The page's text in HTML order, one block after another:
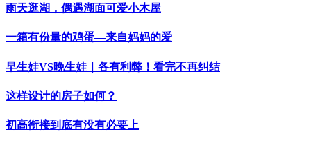
雨天逛湖，偶遇湖面可爱小木屋
一箱有份量的鸡蛋—来自妈妈的爱
早生娃VS晚生娃｜各有利弊！看完不再纠结
这样设计的房子如何？
初高衔接到底有没有必要上